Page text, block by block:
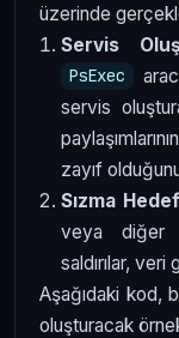
üzerinde
Servis
PsExec
servis
zayıf
Sızma
veya diğer
saldırılar,
Aşağıdaki kod,
oluşturacak